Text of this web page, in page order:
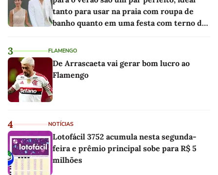
tanto para usar na praia com roupa de
banho quanto em uma festa com terno de
3 FLAMENGO
De Arrascaeta vai gerar bom lucro ao
Flamengo
4 NOTÍCIAS
Lotofácil 3752 acumula nesta segunda-
feira e prêmio principal sobe para R$ 5
milhões